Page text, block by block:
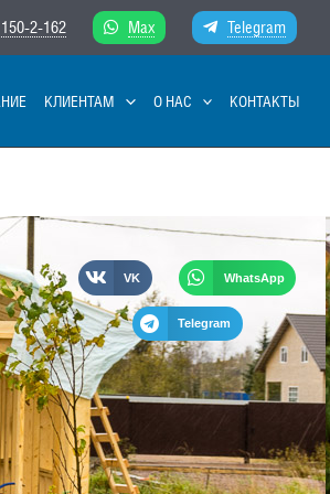
2-162 Max Telegram
КЛИЕНТАМ О НАС КОНТАКТЫ
VK WhatsApp
Telegram